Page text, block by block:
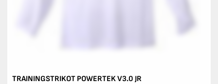
TRAININGSTRIKOT POWERTEK V3.0 JR